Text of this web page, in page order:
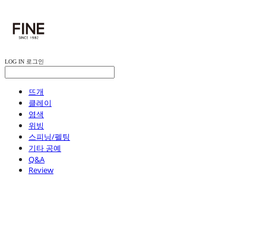
LOG IN 로그인
뜨개
클레이
염색
위빙
스피닝/펠팅
기타 공예
Q&A
Review